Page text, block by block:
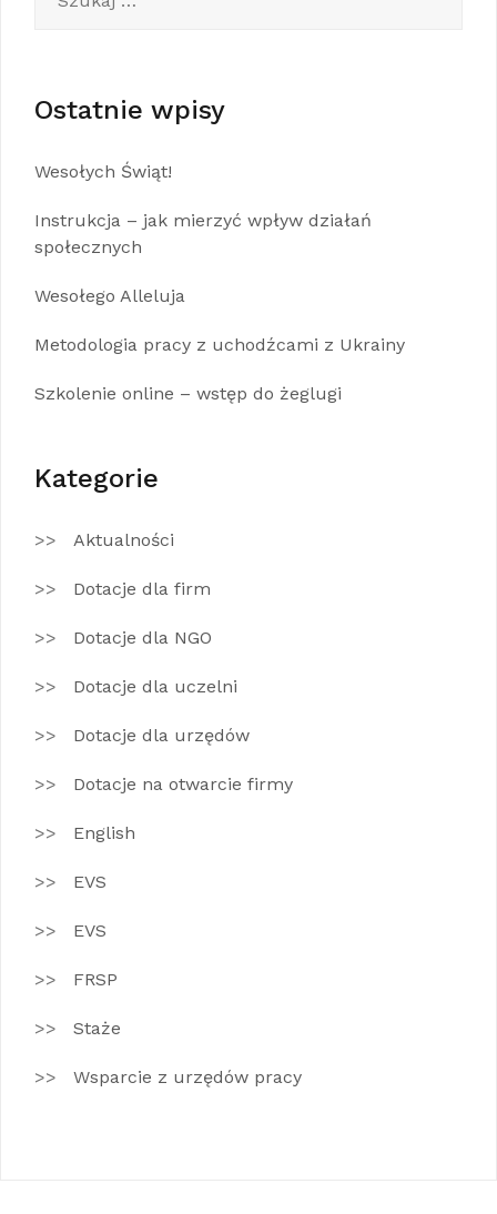
Ostatnie wpisy
Wesołych Świąt!
Instrukcja – jak mierzyć wpływ działań
społecznych
Wesołego Alleluja
Metodologia pracy z uchodźcami z Ukrainy
Szkolenie online – wstęp do żeglugi
Kategorie
Aktualności
Dotacje dla firm
Dotacje dla NGO
Dotacje dla uczelni
Dotacje dla urzędów
Dotacje na otwarcie firmy
English
EVS
EVS
FRSP
Staże
Wsparcie z urzędów pracy